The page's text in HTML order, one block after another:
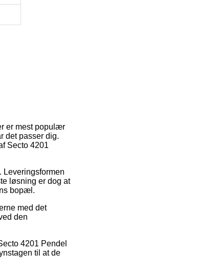
er mest populær
det passer dig.
Secto 4201
Leveringsformen
løsning er dog at
bopæl.
med det
den
4201 Pendel
til at de